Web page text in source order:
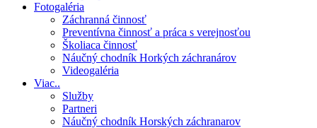
Fotogaléria
Záchranná činnosť
Preventívna činnosť a práca s verejnosťou
Školiaca činnosť
Náučný chodník Horkých záchranárov
Videogaléria
Viac..
Služby
Partneri
Náučný chodník Horských záchranarov